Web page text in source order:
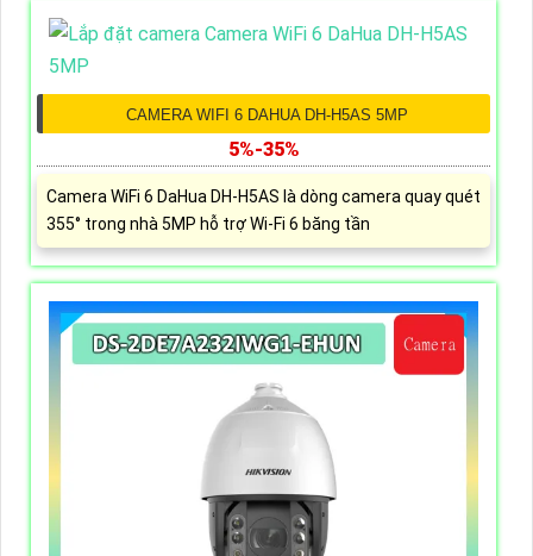
CAMERA WIFI 6 DAHUA DH-H5AS 5MP
5%-35%
Camera WiFi 6 DaHua DH-H5AS là dòng camera quay quét
355° trong nhà 5MP hỗ trợ Wi-Fi 6 băng tần